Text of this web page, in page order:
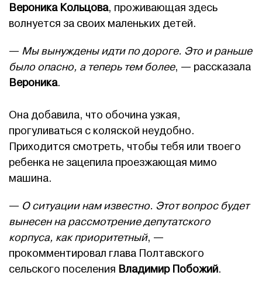
Вероника Кольцова, проживающая здесь
волнуется за своих маленьких детей.
— Мы вынуждены идти по дороге. Это и раньше
было опасно, а теперь тем более, — рассказала
Вероника.
Она добавила, что обочина узкая,
прогуливаться с коляской неудобно.
Приходится смотреть, чтобы тебя или твоего
ребенка не зацепила проезжающая мимо
машина.
— О ситуации нам известно. Этот вопрос будет
вынесен на рассмотрение депутатского
корпуса, как приоритетный, —
прокомментировал глава Полтавского
сельского поселения Владимир Побожий.